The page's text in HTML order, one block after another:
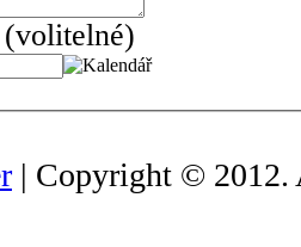
(volitelné)
| Copyright © 2012.